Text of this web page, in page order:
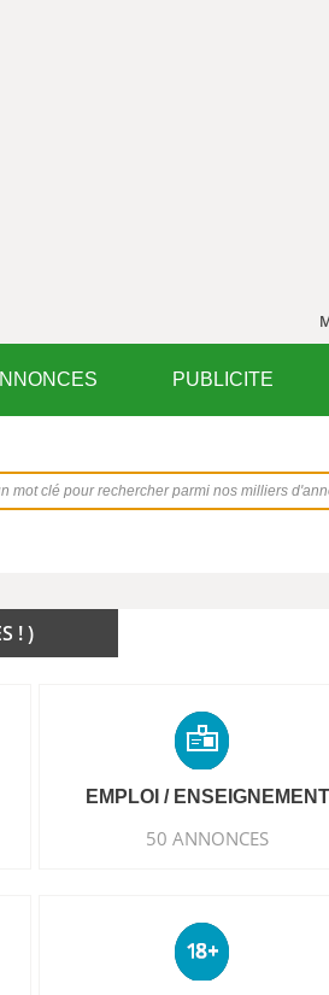
PUBLICITE
! )
EMPLOI / ENSEIGNEMENT
50 ANNONCES